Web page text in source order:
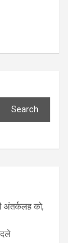
Search
अंतर्कलह को,